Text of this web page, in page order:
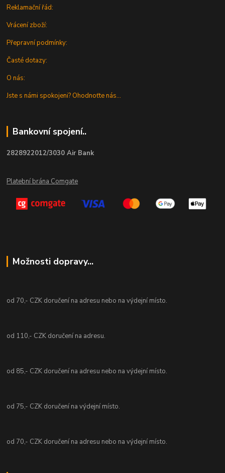
Reklamační řád:
Vrácení zboží:
Přepravní podmínky:
Časté dotazy:
O nás:
Jste s námi spokojeni? Ohodnoťte nás...
Bankovní spojení..
2828922012/3030 Air Bank
Platební brána Comgate
Možnosti dopravy...
od 70,- CZK doručení na adresu nebo na výdejní místo.
od 110,- CZK doručení na adresu.
od 85,- CZK doručení na adresu nebo na výdejní místo.
od 75,- CZK doručení na výdejní místo.
od 70,- CZK doručení na adresu nebo na výdejní místo.